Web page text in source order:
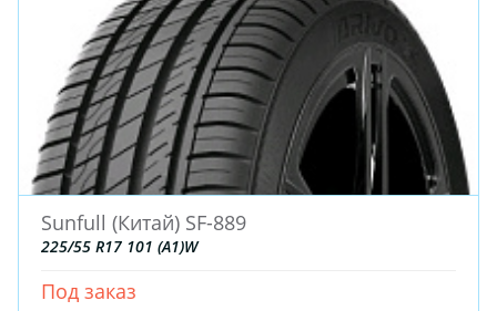
Sunfull (Китай) SF-889
225/55 R17 101 (A1)W
Под заказ